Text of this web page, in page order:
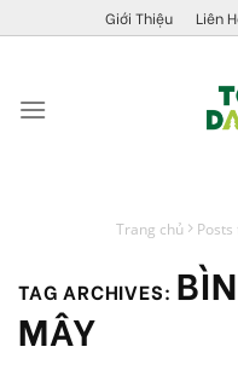
to
Giới Thiệu Liên
Trang chủ Posts
TAG ARCHIVES:
MÂY